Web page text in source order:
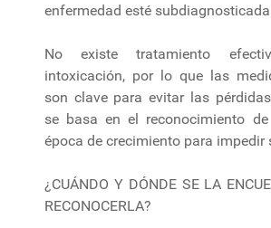
enfermedad esté
No existe tratamiento
intoxicación, por lo que las
son clave para evitar las
se basa en el reconocimiento
época de crecimiento para impedir
¿CUÁNDO Y DÓNDE SE LA
RECONOCERLA?